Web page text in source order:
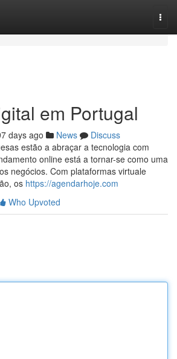
em Portugal
days ago News
Discuss
estão a abraçar a tecnologia com
online está a tornar-se como uma
negócios. Com plataformas virtuale
os https://agendarhoje.com
Who Upvoted